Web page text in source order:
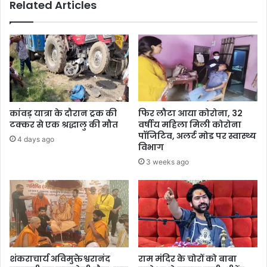
भव्य
यात्रा
की
तैयारी
पर
हुई
चर्चा
सीसीटीवी
Related Articles
कांवड़ यात्रा के दौरान ट्रक की
टक्कर से एक श्रद्धालु की मौत
4 days ago
फिर लौटा आया कोरोना, 32
वर्षीय महिला मिली कोरोना
पॉजिटिव, अलर्ट मोड पर स्वास्थ्य
विभाग
3 weeks ago
शंकराचार्य अविमुक्तेश्वरानंद
राम मंदिर के चोरों को बाबा